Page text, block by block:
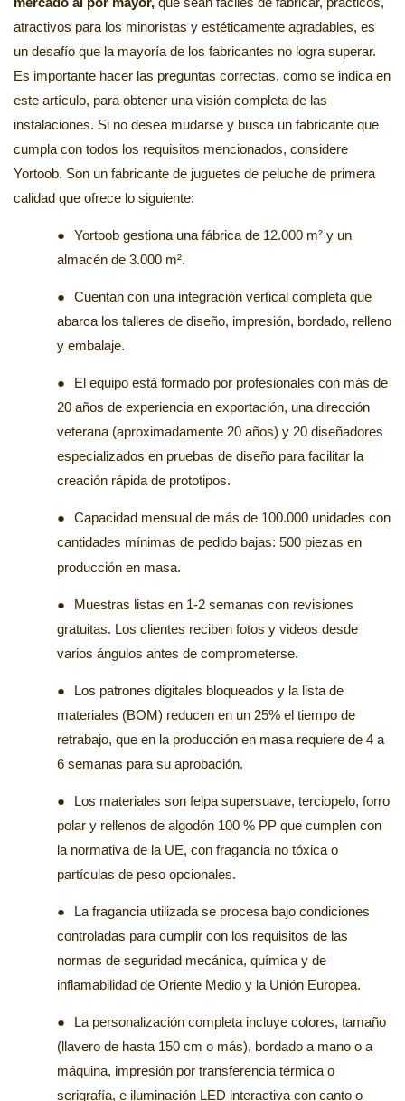
atractivos para los minoristas y estéticamente agradables, es
un desafío que la mayoría de los fabricantes no logra superar.
Es importante hacer las preguntas correctas, como se indica en
este artículo, para obtener una visión completa de las
instalaciones. Si no desea mudarse y busca un fabricante que
cumpla con todos los requisitos mencionados, considere
Yortoob. Son un fabricante de juguetes de peluche de primera
calidad que ofrece lo siguiente:
●
Yortoob gestiona una fábrica de 12.000 m² y un
almacén de 3.000 m².
●
Cuentan con una integración vertical completa que
abarca los talleres de diseño, impresión, bordado, relleno
y embalaje.
●
El equipo está formado por profesionales con más de
20 años de experiencia en exportación, una dirección
veterana (aproximadamente 20 años) y 20 diseñadores
especializados en pruebas de diseño para facilitar la
creación rápida de prototipos.
●
Capacidad mensual de más de 100.000 unidades con
cantidades mínimas de pedido bajas: 500 piezas en
producción en masa.
●
Muestras listas en 1-2 semanas con revisiones
gratuitas. Los clientes reciben fotos y videos desde
varios ángulos antes de comprometerse.
●
Los patrones digitales bloqueados y la lista de
materiales (BOM) reducen en un 25% el tiempo de
retrabajo, que en la producción en masa requiere de 4 a
6 semanas para su aprobación.
●
Los materiales son felpa supersuave, terciopelo, forro
polar y rellenos de algodón 100 % PP que cumplen con
la normativa de la UE, con fragancia no tóxica o
partículas de peso opcionales.
●
La fragancia utilizada se procesa bajo condiciones
controladas para cumplir con los requisitos de las
normas de seguridad mecánica, química y de
inflamabilidad de Oriente Medio y la Unión Europea.
●
La personalización completa incluye colores, tamaño
(llavero de hasta 150 cm o más), bordado a mano o a
máquina, impresión por transferencia térmica o
serigrafía, e iluminación LED interactiva con canto o